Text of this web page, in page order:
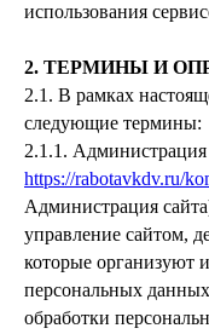
использования
2. ТЕРМИНЫ И
2.1. В рамках
следующие термины:
2.1.1. Администрация
https://rabotavkdv.ru/
Администрация
управление сайтом,
которые организуют
персональных
обработки